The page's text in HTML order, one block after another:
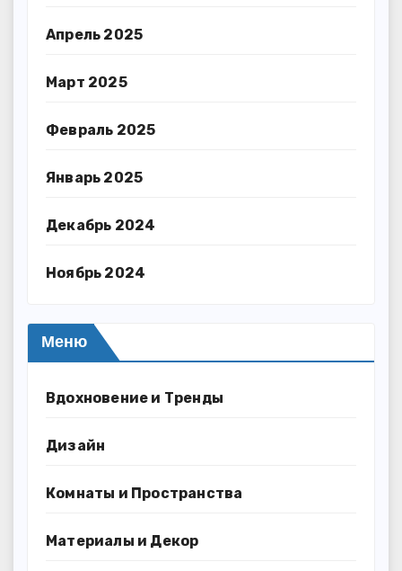
Апрель 2025
Март 2025
Февраль 2025
Январь 2025
Декабрь 2024
Ноябрь 2024
Меню
Вдохновение и Тренды
Дизайн
Комнаты и Пространства
Материалы и Декор